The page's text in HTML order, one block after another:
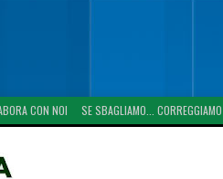
CON NOI SE SBAGLIAMO... CORREGGIAMO